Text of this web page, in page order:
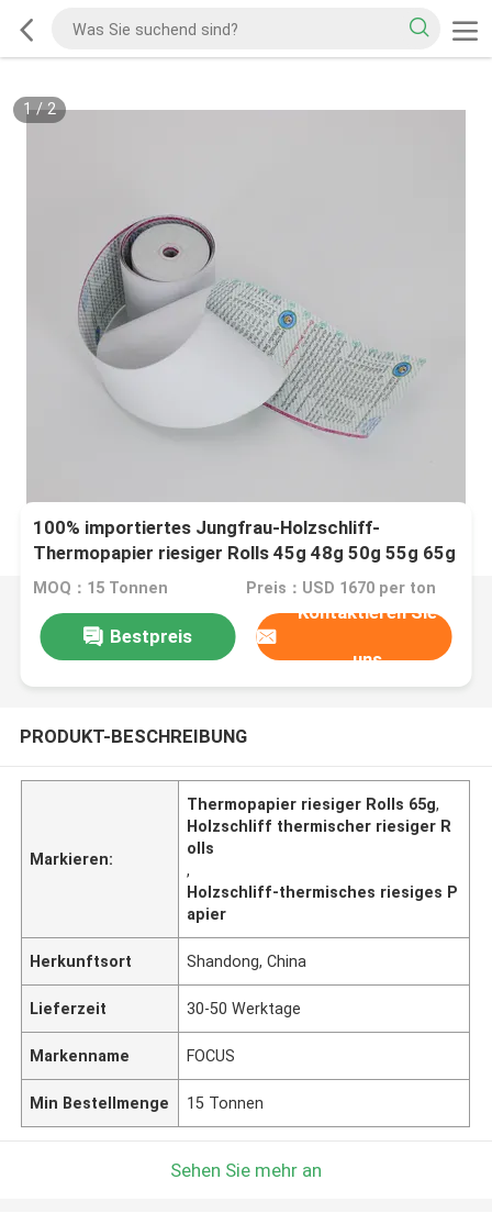
1/2
100% importiertes Jungfrau-Holzschliff-
Thermopapier riesiger Rolls 45g 48g 50g 55g 65g
MOQ：15 Tonnen Preis：USD 1670 per ton
Bestpreis
Kontaktieren Sie
uns
PRODUKT-BESCHREIBUNG
Markieren:
Thermopapier riesiger Rolls 65g,
Holzschliff thermischer riesiger R
olls
,
Holzschliff-thermisches riesiges P
apier
Herkunftsort Shandong, China
Lieferzeit 30-50 Werktage
Markenname FOCUS
Min Bestellmenge 15 Tonnen
Sehen Sie mehr an